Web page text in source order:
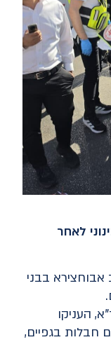
לאחר
אבוחצירא בבני
העניקו
טיפול רפואי לגבר כבן 40 עם חבלות בגפיים,